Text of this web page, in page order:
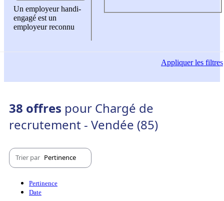
Un employeur handi-
engagé est un
employeur reconnu
Appliquerles filtres
38 offres pour Chargé de
recrutement - Vendée (85)
Trier par Pertinence
Pertinence
Date